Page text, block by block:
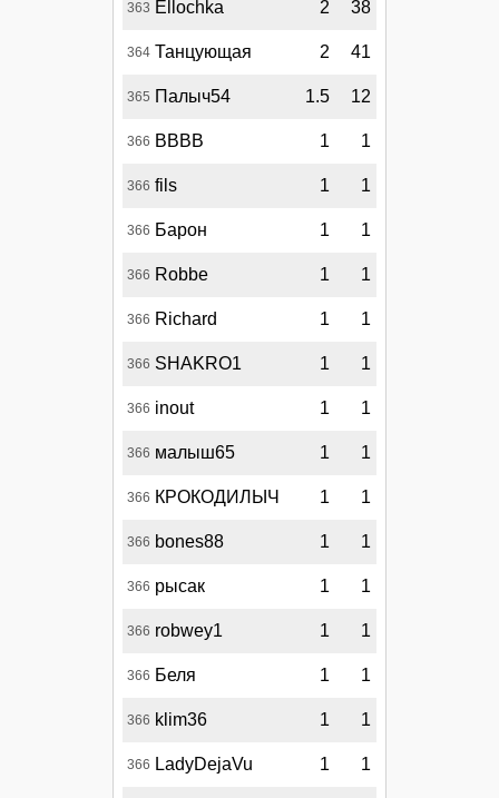
363 Ellochka 2 38
364 Танцующая 2 41
365 Палыч54 1.5 12
366 ВВВВ 1 1
366 fils 1 1
366 Барон 1 1
366 Robbe 1 1
366 Richard 1 1
366 SHAKRO1 1 1
366 inout 1 1
366 малыш65 1 1
366 КРОКОДИЛЫЧ 1 1
366 bones88 1 1
366 рысак 1 1
366 robwey1 1 1
366 Беля 1 1
366 klim36 1 1
366 LadyDejaVu 1 1